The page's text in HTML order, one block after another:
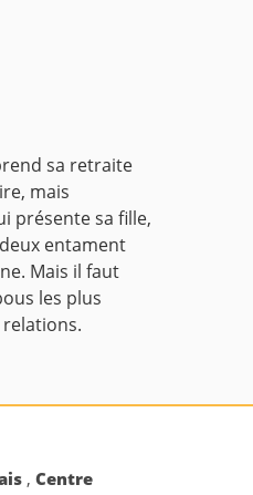
sa retraite
mais
présente sa fille,
entament
Mais il faut
les plus
,Centre